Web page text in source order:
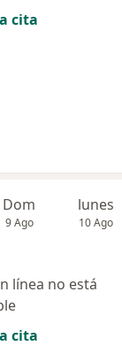
cita
Dom
9 Ago
lunes
10 Ago
línea no está
cita